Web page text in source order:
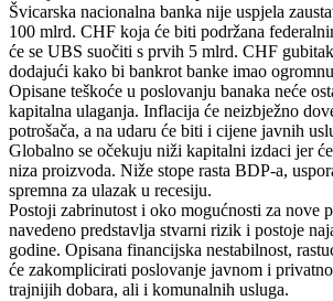
Švicarska nacionalna banka nije uspjela
100 mlrd. CHF koja će biti podržana
će se UBS suočiti s prvih 5 mlrd. CHF
dodajući kako bi bankrot banke imao
Opisane teškoće u poslovanju banaka neće
kapitalna ulaganja. Inflacija će neizbježno
potrošača, a na udaru će biti i cijene javnih
Globalno se očekuju niži kapitalni izdaci jer
niza proizvoda. Niže stope rasta BDP-a,
spremna za ulazak u recesiju.
Postoji zabrinutost i oko mogućnosti za nove
navedeno predstavlja stvarni rizik i postoje
godine. Opisana financijska nestabilnost,
će zakomplicirati poslovanje javnom i
trajnijih dobara, ali i komunalnih usluga.